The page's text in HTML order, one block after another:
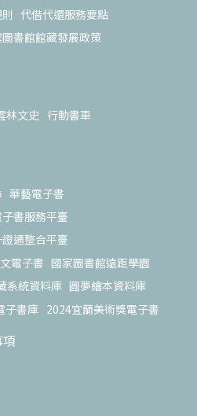
代借代還服務要點
書館館藏發展政策
林文史 行動書車
華藝電子書
書服務平臺
通整合平臺
電子書 國家圖書館遠距學園
系統資料庫 圓夢繪本資料庫
子書庫 2024宜蘭美術獎電子書